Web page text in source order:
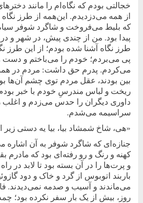
خجالتی بودم که نگاه‌ام را مانند
از همه می‌دزدیدم. این‌همه از طرز
که بلیط می‌فروخت و شاگرد شوفر
پیدا بود. من از چندی پیش، در شهر و در
طرز نگاه آشنا شده بودم؛ از این طرز
پی می‌بردم؛ خودم را می‌باختم و دست و
می‌کردم. پدرم حق داشت: مردم در همه
بین بودند، عقل مردم توی چشم آن‌ها
ریخت و لباس مندرسِ خودم با خبر
داوری دیگران را حدس می‌زدم و اغلب
سراسیمه می‌شدم.
«هی، شاخ شمشاد بیا، بیا یه دستی زیر
جنازه‌ای که شاگرد شوفر به‌ آن اشاره
کهنه و رنگ و رو رفته‌ای بود که
و پرت‌ها را در آن بسته بود تا لابد در
باربند اتوبوس از گرد و خاک و دود
می‌ماندند و آسیب و صدمه نمی‌دیدند.
روز، بیش از یک بار سفر نکرده بود؛